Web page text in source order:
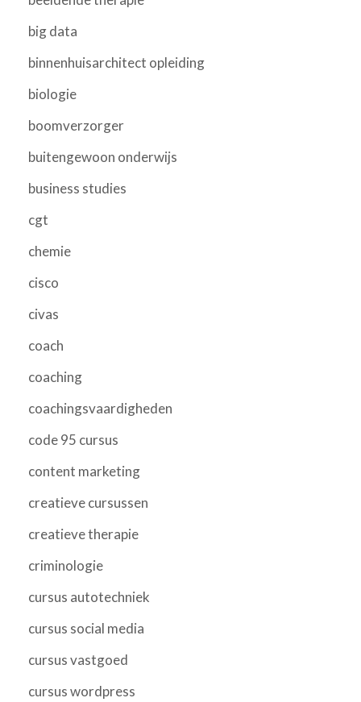
big data
binnenhuisarchitect opleiding
biologie
boomverzorger
buitengewoon onderwijs
business studies
cgt
chemie
cisco
civas
coach
coaching
coachingsvaardigheden
code 95 cursus
content marketing
creatieve cursussen
creatieve therapie
criminologie
cursus autotechniek
cursus social media
cursus vastgoed
cursus wordpress